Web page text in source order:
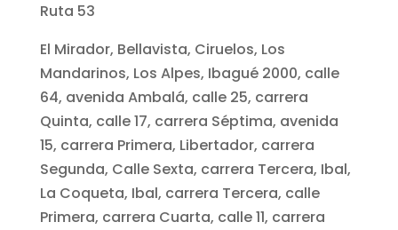
Ruta 53
El Mirador, Bellavista, Ciruelos, Los
Mandarinos, Los Alpes, Ibagué 2000, calle
64, avenida Ambalá, calle 25, carrera
Quinta, calle 17, carrera Séptima, avenida
15, carrera Primera, Libertador, carrera
Segunda, Calle Sexta, carrera Tercera, Ibal,
La Coqueta, Ibal, carrera Tercera, calle
Primera, carrera Cuarta, calle 11, carrera